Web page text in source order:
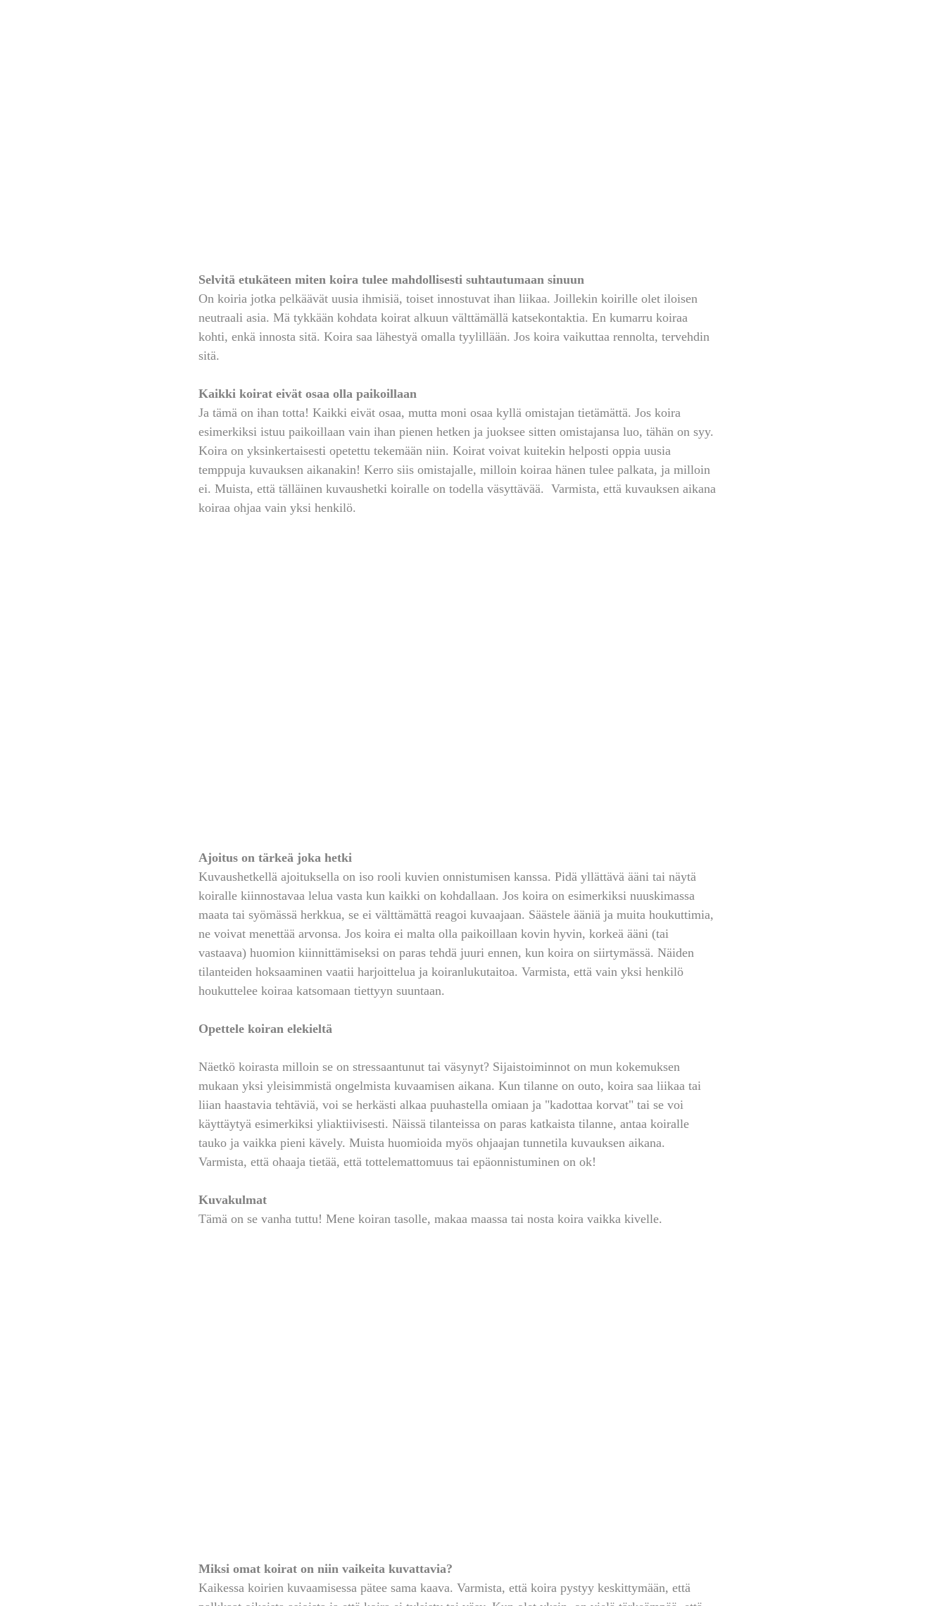
Selvitä etukäteen miten koira tulee mahdollisesti suhtautumaan sinuun
On koiria jotka pelkäävät uusia ihmisiä, toiset innostuvat ihan liikaa. Joillekin koirille olet iloisen
neutraali asia. Mä tykkään kohdata koirat alkuun välttämällä katsekontaktia. En kumarru koiraa
kohti, enkä innosta sitä. Koira saa lähestyä omalla tyylillään. Jos koira vaikuttaa rennolta, tervehdin
sitä.
Kaikki koirat eivät osaa olla paikoillaan
Ja tämä on ihan totta! Kaikki eivät osaa, mutta moni osaa kyllä omistajan tietämättä. Jos koira
esimerkiksi istuu paikoillaan vain ihan pienen hetken ja juoksee sitten omistajansa luo, tähän on syy.
Koira on yksinkertaisesti opetettu tekemään niin. Koirat voivat kuitekin helposti oppia uusia
temppuja kuvauksen aikanakin! Kerro siis omistajalle, milloin koiraa hänen tulee palkata, ja milloin
ei. Muista, että tälläinen kuvaushetki koiralle on todella väsyttävää.  Varmista, että kuvauksen aikana
koiraa ohjaa vain yksi henkilö.
Ajoitus on tärkeä joka hetki
Kuvaushetkellä ajoituksella on iso rooli kuvien onnistumisen kanssa. Pidä yllättävä ääni tai näytä
koiralle kiinnostavaa lelua vasta kun kaikki on kohdallaan. Jos koira on esimerkiksi nuuskimassa
maata tai syömässä herkkua, se ei välttämättä reagoi kuvaajaan. Säästele ääniä ja muita houkuttimia,
ne voivat menettää arvonsa. Jos koira ei malta olla paikoillaan kovin hyvin, korkeä ääni (tai
vastaava) huomion kiinnittämiseksi on paras tehdä juuri ennen, kun koira on siirtymässä. Näiden
tilanteiden hoksaaminen vaatii harjoittelua ja koiranlukutaitoa. Varmista, että vain yksi henkilö
houkuttelee koiraa katsomaan tiettyyn suuntaan.
Opettele koiran elekieltä
Näetkö koirasta milloin se on stressaantunut tai väsynyt? Sijaistoiminnot on mun kokemuksen
mukaan yksi yleisimmistä ongelmista kuvaamisen aikana. Kun tilanne on outo, koira saa liikaa tai
liian haastavia tehtäviä, voi se herkästi alkaa puuhastella omiaan ja "kadottaa korvat" tai se voi
käyttäytyä esimerkiksi yliaktiivisesti. Näissä tilanteissa on paras katkaista tilanne, antaa koiralle
tauko ja vaikka pieni kävely. Muista huomioida myös ohjaajan tunnetila kuvauksen aikana.
Varmista, että ohaaja tietää, että tottelemattomuus tai epäonnistuminen on ok!
Kuvakulmat
Tämä on se vanha tuttu! Mene koiran tasolle, makaa maassa tai nosta koira vaikka kivelle.
Miksi omat koirat on niin vaikeita kuvattavia?
Kaikessa koirien kuvaamisessa pätee sama kaava. Varmista, että koira pystyy keskittymään, että